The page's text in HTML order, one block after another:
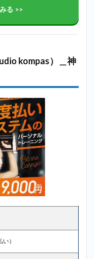
る >>
kompas）＿神
）